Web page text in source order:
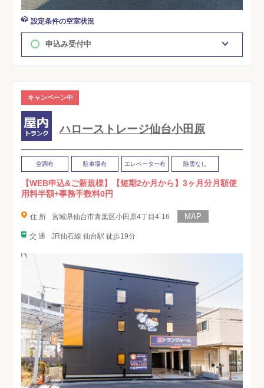
設定条件の空室状況
申込み受付中
キャンペーン中
ハローストレージ仙台小田原
空調有 駐車場有 エレベーター有 除雪なし
【WEB申込&ご新規様】【短期2か月から】3ヶ月分月額使
用料半額+事務手数料0円
住 所 宮城県仙台市青葉区小田原4丁目4-16
交 通 JR仙石線 仙台駅 徒歩19分